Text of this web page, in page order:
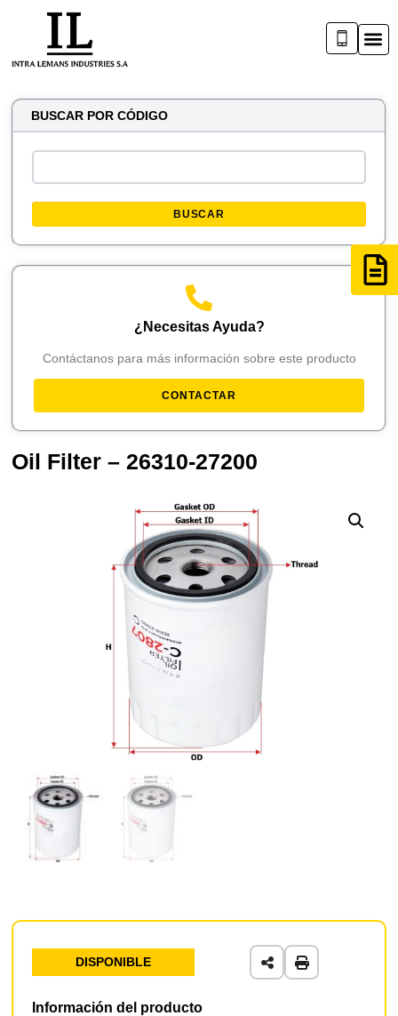
BUSCAR POR CÓDIGO
BUSCAR
¿Necesitas Ayuda?
Contáctanos para más información sobre este producto
CONTACTAR
Oil Filter – 26310-27200
DISPONIBLE
Información del producto